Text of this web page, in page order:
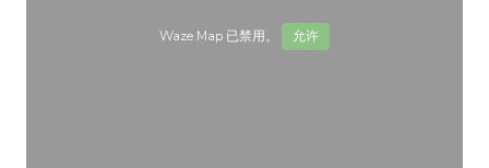
Waze Map 已禁用。 允许